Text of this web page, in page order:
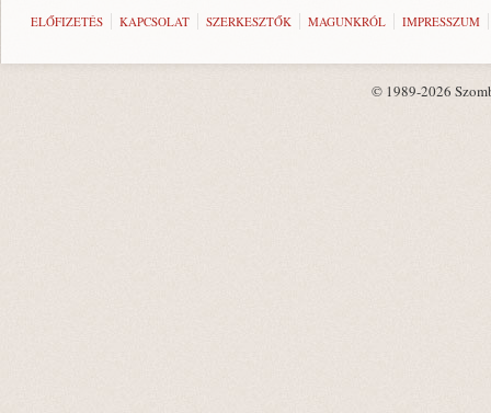
ELŐFIZETÉS KAPCSOLAT SZERKESZTŐK MAGUNKRÓL IMPRESSZUM
© 1989-2026